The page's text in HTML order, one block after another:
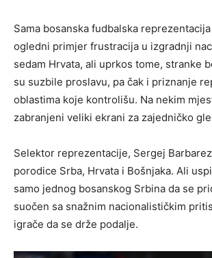
Sama bosanska fudbalska
ogledni primjer frustracija u izgradnji
sedam Hrvata, ali uprkos tome, stranke
su suzbile proslavu, pa čak i priznanje
oblastima koje kontrolišu. Na nekim
zabranjeni veliki ekrani za zajedničko
Selektor reprezentacije, Sergej
porodice Srba, Hrvata i Bošnjaka. Ali
samo jednog bosanskog Srbina da se
suočen sa snažnim nacionalističkim
igrače da se drže podalje.